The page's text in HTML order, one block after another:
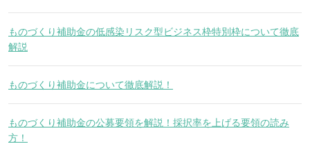
ものづくり補助金の低感染リスク型ビジネス枠特別枠について徹底
解説
ものづくり補助金について徹底解説！
ものづくり補助金の公募要領を解説！採択率を上げる要領の読み
方！